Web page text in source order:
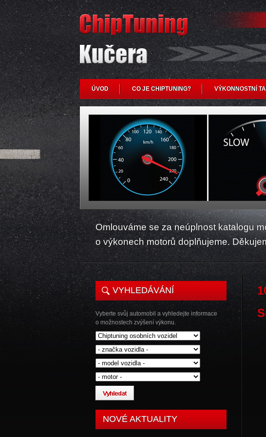
ÚVOD CO JE CHIPTUNING? VÝKONNOSTNÍ
Omlouváme se za neúplnost katalogu
o výkonech motorů doplňujeme.
VYHLEDÁVÁNÍ
Vyberte svůj automobil a vyhledejte informace
o možnostech zvýšení výkonu.
NOVÉ AKTUALITY